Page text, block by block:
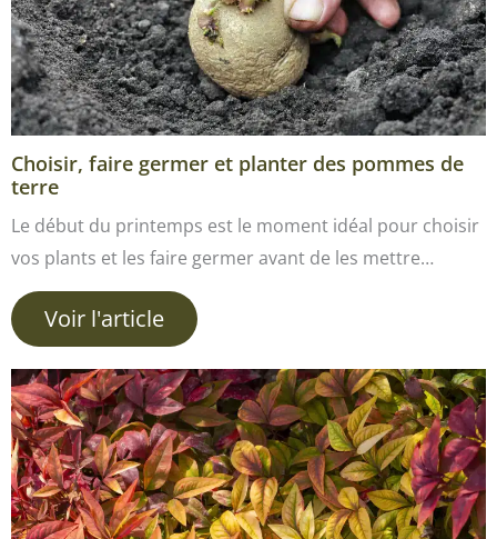
Choisir, faire germer et planter des pommes de
terre
Le début du printemps est le moment idéal pour choisir
vos plants et les faire germer avant de les mettre…
Voir l'article